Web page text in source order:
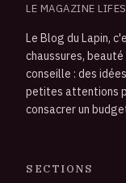
LE MAGAZINE
Le Blog du Lapin,
chaussures,
conseille : des
petites attentions
consacrer un
SECTIONS